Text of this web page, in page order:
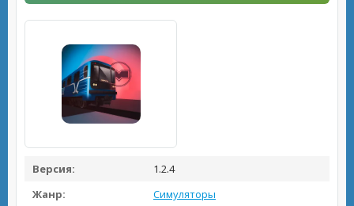
Версия:
1.2.4
Жанр:
Симуляторы